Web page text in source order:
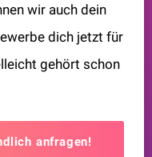
wir auch dein
dich jetzt für
gehört schon
anfragen!